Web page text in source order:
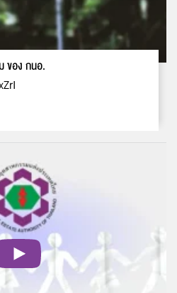
ของ กนอ.
งแล้ว
จ้งข้อผิดพลาด
รุงเพื่อกาให้บริการที่ดีขึ้น